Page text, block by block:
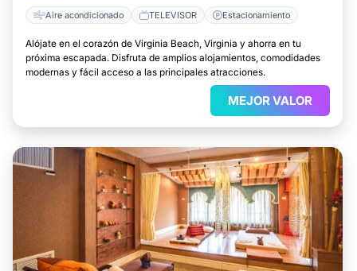
Aire acondicionado TELEVISOR Estacionamiento
Alójate en el corazón de Virginia Beach, Virginia y ahorra en tu
próxima escapada. Disfruta de amplios alojamientos, comodidades
modernas y fácil acceso a las principales atracciones.
MEJOR VALOR